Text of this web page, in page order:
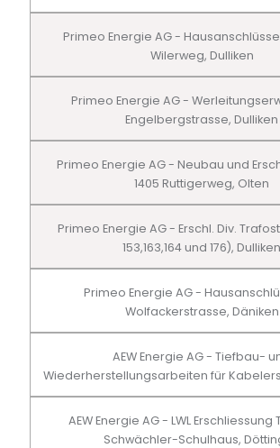
Primeo Energie AG - Hausanschlüsse
Wilerweg, Dulliken
Primeo Energie AG -
Engelbergstrasse, Dulliken
Primeo Energie AG - Neubau und
1405 Ruttigerweg, Olten
Primeo Energie AG - Erschl. Div.
153,163,164 und 176), Dulliken
Primeo Energie AG -
Wolfackerstrasse, Däniken
AEW Energie AG - Tiefbau-
Wiederherstellungsarbeiten für
AEW Energie AG - LWL Erschliessung
Schwächler-Schulhaus,